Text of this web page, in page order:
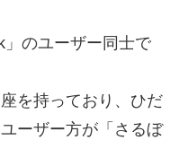
ユーザー同士で
持っており、ひだ
ーザー方が「さるぼ